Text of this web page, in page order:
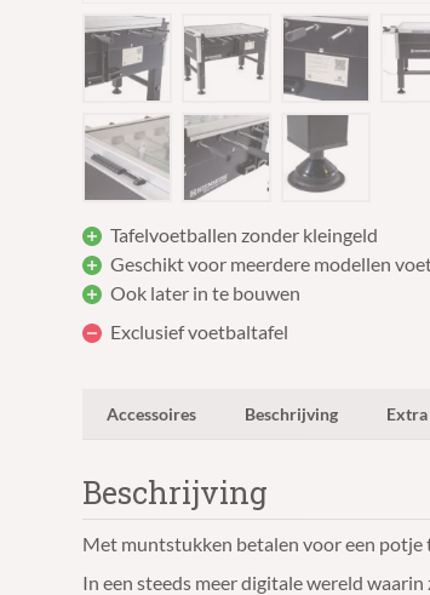
Tafelvoetballen zonder kleingeld
Geschikt voor meerdere modellen
Ook later in te bouwen
Exclusief voetbaltafel
Accessoires Beschrijving
Beschrijving
Met muntstukken betalen voor een
In een steeds meer digitale wereld